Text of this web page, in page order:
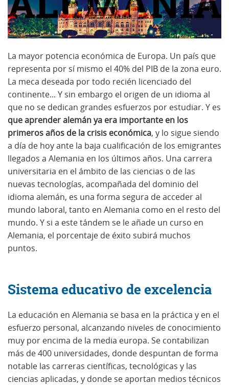
La mayor potencia económica de Europa. Un país que
representa por sí mismo el 40% del PIB de la zona euro.
La meca deseada por todo recién licenciado del
continente... Y sin embargo el origen de un idioma al
que no se dedican grandes esfuerzos por estudiar. Y es
que aprender alemán ya era importante en los
primeros años de la crisis económica, y lo sigue siendo
a día de hoy ante la baja cualificación de los emigrantes
llegados a Alemania en los últimos años. Una carrera
universitaria en el ámbito de las ciencias o de las
nuevas tecnologías, acompañada del dominio del
idioma alemán, es una forma segura de acceder al
mundo laboral, tanto en Alemania como en el resto del
mundo. Y si a este tándem se le añade un curso en
Alemania, el porcentaje de éxito subirá muchos
puntos.
Sistema educativo de excelencia
La educación en Alemania se basa en la práctica y en el
esfuerzo personal, alcanzando niveles de conocimiento
muy por encima de la media europa. Se contabilizan
más de 400 universidades, donde despuntan de forma
notable las carreras científicas, tecnológicas y las
ciencias aplicadas, y donde se aportan medios técnicos